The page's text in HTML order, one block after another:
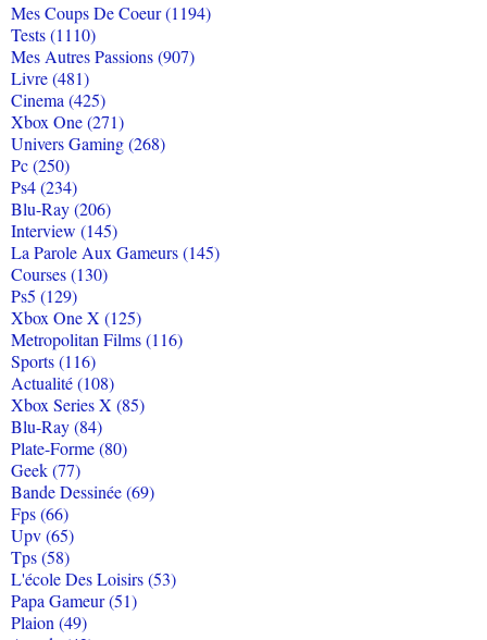
Mes Coups De Coeur (1194)
Tests (1110)
Mes Autres Passions (907)
Livre (481)
Cinema (425)
Xbox One (271)
Univers Gaming (268)
Pc (250)
Ps4 (234)
Blu-Ray (206)
Interview (145)
La Parole Aux Gameurs (145)
Courses (130)
Ps5 (129)
Xbox One X (125)
Metropolitan Films (116)
Sports (116)
Actualité (108)
Xbox Series X (85)
Blu-Ray (84)
Plate-Forme (80)
Geek (77)
Bande Dessinée (69)
Fps (66)
Upv (65)
Tps (58)
L'école Des Loisirs (53)
Papa Gameur (51)
Plaion (49)